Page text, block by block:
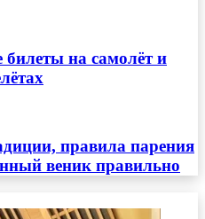
на самолёт и
правила парения
веник правильно